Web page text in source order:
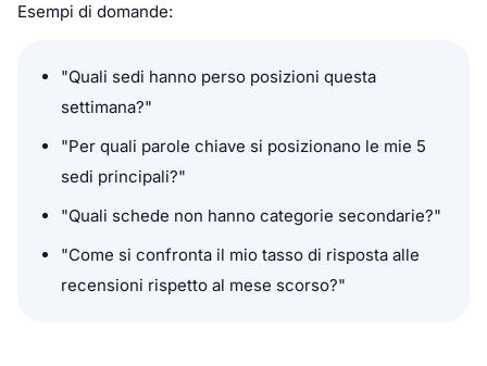
Esempi di domande:
"Quali sedi hanno perso posizioni questa
settimana?"
"Per quali parole chiave si posizionano le mie 5
sedi principali?"
"Quali schede non hanno categorie secondarie?"
"Come si confronta il mio tasso di risposta alle
recensioni rispetto al mese scorso?"